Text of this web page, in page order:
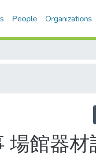
People Organizations
場館器